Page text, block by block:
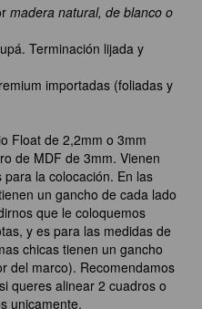
madera natural, de blanco o
Terminación lijada y
importadas (foliadas y
Float de 2,2mm o 3mm
de MDF de 3mm. Vienen
la colocación. En las
un gancho de cada lado
que le coloquemos
y es para las medidas de
chicas tienen un gancho
del marco). Recomendamos
queres alinear 2 cuadros o
unicamente.